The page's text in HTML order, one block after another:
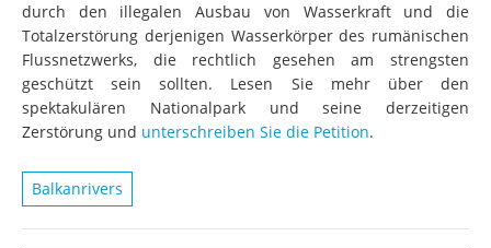
durch den illegalen Ausbau von Wasserkraft und die
Totalzerstörung derjenigen Wasserkörper des rumänischen
Flussnetzwerks, die rechtlich gesehen am strengsten
geschützt sein sollten. Lesen Sie mehr über den
spektakulären Nationalpark und seine derzeitigen
Zerstörung und unterschreiben Sie die Petition.
Balkanrivers